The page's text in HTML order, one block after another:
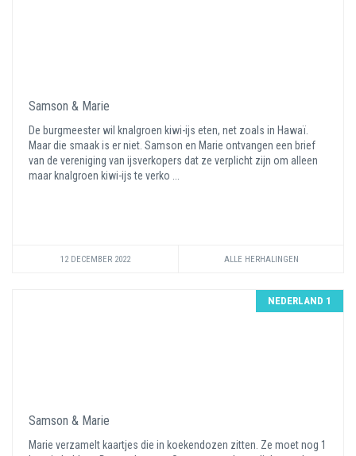
Samson & Marie
De burgmeester wil knalgroen kiwi-ijs eten, net zoals in Hawaï.
Maar die smaak is er niet. Samson en Marie ontvangen een brief
van de vereniging van ijsverkopers dat ze verplicht zijn om alleen
maar knalgroen kiwi-ijs te verko ...
12 DECEMBER 2022 ALLE HERHALINGEN
NEDERLAND 1
Samson & Marie
Marie verzamelt kaartjes die in koekendozen zitten. Ze moet nog 1